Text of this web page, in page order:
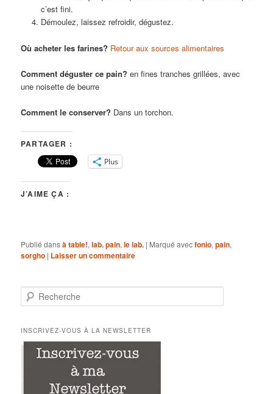
c’est fini.
Démoulez, laissez refroidir, dégustez.
Où acheter les farines? Retour aux sources alimentaires
Comment déguster ce pain? en fines tranches grillées, avec
une noisette de beurre
Comment le conserver? Dans un torchon.
PARTAGER :
Plus
J’AIME ÇA :
Publié dansà table!,lab. pain,le lab. | Marqué avecfonio,pain,
sorgho | Laisser un commentaire
e
h
INSCRIVEZ-VOUS À LA NEWSLETTER